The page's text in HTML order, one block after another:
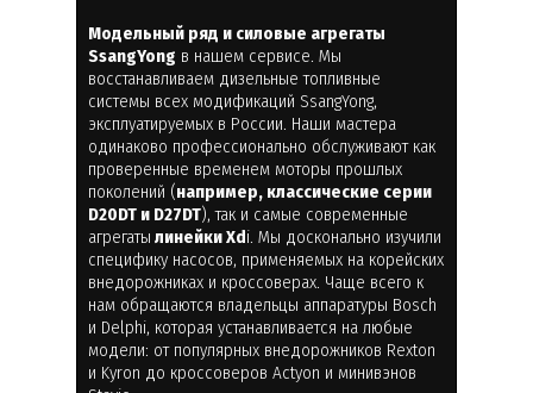
Модельный ряд и силовые агрегаты
SsangYong в нашем сервисе. Мы
восстанавливаем дизельные топливные
системы всех модификаций SsangYong,
эксплуатируемых в России. Наши мастера
одинаково профессионально обслуживают как
проверенные временем моторы прошлых
поколений (например, классические серии
D20DT и D27DT), так и самые современные
агрегаты линейки Xdi. Мы досконально изучили
специфику насосов, применяемых на корейских
внедорожниках и кроссоверах. Чаще всего к
нам обращаются владельцы аппаратуры Bosch
и Delphi, которая устанавливается на любые
модели: от популярных внедорожников Rexton
и Kyron до кроссоверов Actyon и минивэнов